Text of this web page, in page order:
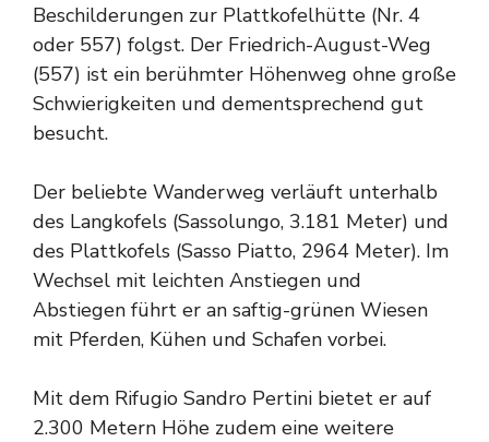
Beschilderungen zur Plattkofelhütte (Nr. 4
oder 557) folgst. Der Friedrich-August-Weg
(557) ist ein berühmter Höhenweg ohne große
Schwierigkeiten und dementsprechend gut
besucht.
Der beliebte Wanderweg verläuft unterhalb
des Langkofels (Sassolungo, 3.181 Meter) und
des Plattkofels (Sasso Piatto, 2964 Meter). Im
Wechsel mit leichten Anstiegen und
Abstiegen führt er an saftig-grünen Wiesen
mit Pferden, Kühen und Schafen vorbei.
Mit dem Rifugio Sandro Pertini bietet er auf
2.300 Metern Höhe zudem eine weitere